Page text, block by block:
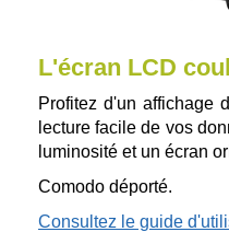
L'écran LCD
Profitez d'un affichage
lecture facile de vos
luminosité et un écran
Comodo déporté.
Consultez le guide